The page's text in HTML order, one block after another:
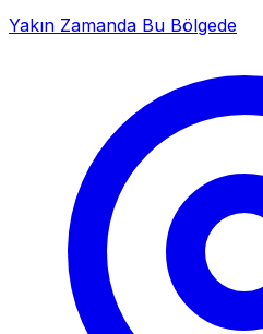
Yakın Zamanda Bu Bölgede